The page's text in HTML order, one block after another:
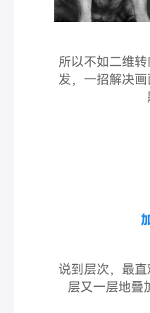
所以不如二维
发，一招解决
说到层次，最
层又一层地叠